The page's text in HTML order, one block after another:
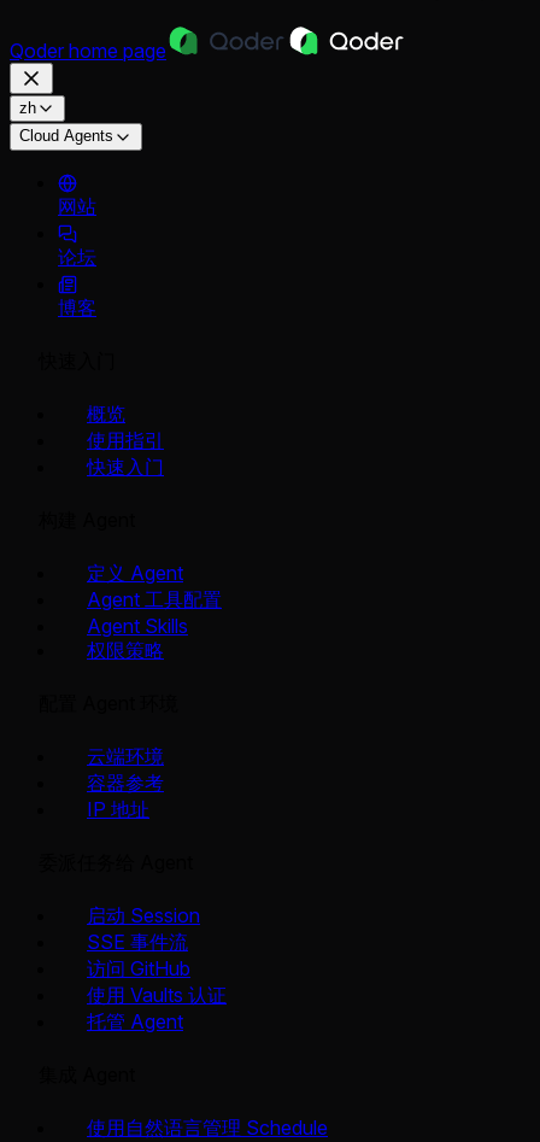
Qoder home page
zh
Cloud Agents
网站
论坛
博客
概览
使用指引
快速入门
定义 Agent
Agent 工具配置
Agent Skills
权限策略
云端环境
容器参考
IP 地址
启动 Session
SSE 事件流
访问 GitHub
使用 Vaults 认证
托管 Agent
使用自然语言管理 Schedule